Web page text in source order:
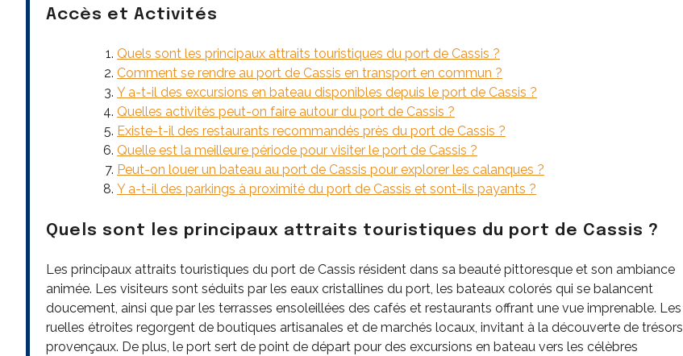
Accès et Activités
Quels sont les principaux attraits touristiques du port de Cassis ?
Comment se rendre au port de Cassis en transport en commun ?
Y a-t-il des excursions en bateau disponibles depuis le port de Cassis ?
Quelles activités peut-on faire autour du port de Cassis ?
Existe-t-il des restaurants recommandés près du port de Cassis ?
Quelle est la meilleure période pour visiter le port de Cassis ?
Peut-on louer un bateau au port de Cassis pour explorer les calanques ?
Y a-t-il des parkings à proximité du port de Cassis et sont-ils payants ?
Quels sont les principaux attraits touristiques du port de Cassis ?
Les principaux attraits touristiques du port de Cassis résident dans sa beauté pittoresque et son ambiance
animée. Les visiteurs sont séduits par les eaux cristallines du port, les bateaux colorés qui se balancent
doucement, ainsi que par les terrasses ensoleillées des cafés et restaurants offrant une vue imprenable. Les
ruelles étroites regorgent de boutiques artisanales et de marchés locaux, invitant à la découverte de trésors
provençaux. De plus, le port sert de point de départ pour des excursions en bateau vers les célèbres